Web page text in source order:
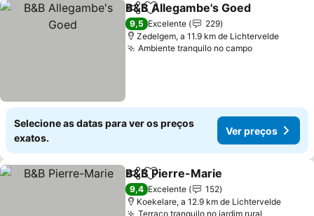
PartilharAdicionar aos favoritos
B&B Allegambe's Goed
9,5 Excelente
229
Zedelgem, a 11.9 km de Lichtervelde
Ambiente tranquilo no campoVer preços
Selecione as datas para ver os preços
exatos.
Ver preços
PartilharAdicionar aos favoritos
B&B Pierre-Marie
9,4 Excelente
152
Koekelare, a 12.9 km de Lichtervelde
Terraço tranquilo no jardim rural